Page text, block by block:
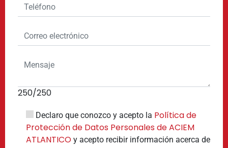
250/250
Declaro que conozco y acepto la Política de
Protección de Datos Personales de ACIEM
ATLANTICO y acepto recibir información acerca de